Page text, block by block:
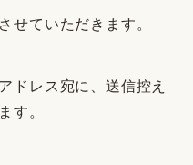
せていただきます。
レス宛に、送信控え
す。